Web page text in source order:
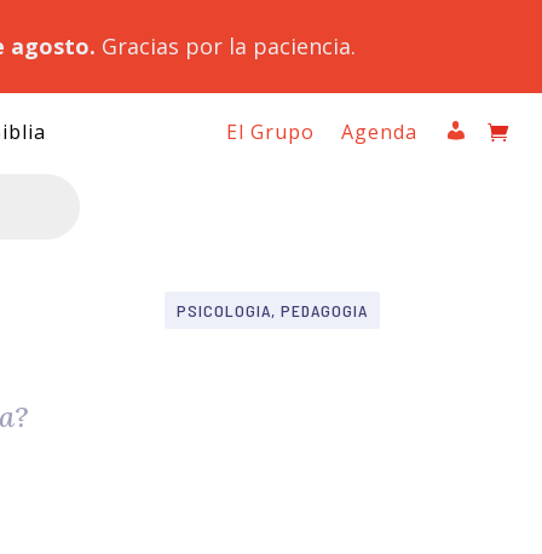
agosto. Gracias por la paciencia.
El Grupo Agenda
PSICOLOGIA, PEDAGOGIA